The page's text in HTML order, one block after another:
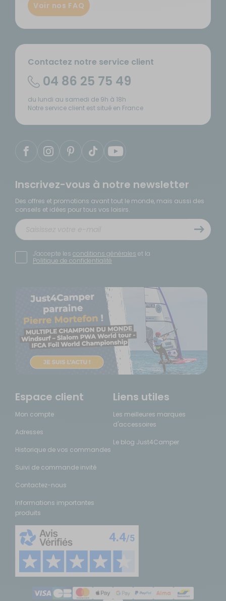
Voir nos FAQ
Contactez notre service client
04 86 25 75 49
du lundi au samedi de 9h à 18h
Notre service client est situé en France
Inscrivez-vous à notre newsletter
Des offres et promotions avant tout le monde, mais aussi des
conseils et idées pour tous vos loisirs.
J'accepte les conditions générales et la
Politique de confidentialité
Espace client
Mon compte
Adresses
Historique de vos commandes
Suivi de commande invité
Contactez-nous
Informations importantes
produits
Liens utiles
Les meilleures marques
d'accessoires
Le blog Just4Camper